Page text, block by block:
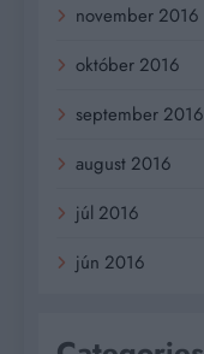
november 2016
október 2016
september 2016
august 2016
júl 2016
jún 2016